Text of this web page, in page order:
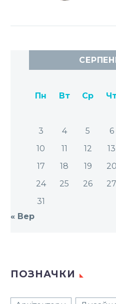
Пн Вт Ср
3
4 5 6
10
11 12 13
17
18 19 20
24
25 26 27
31
« Вер
ПОЗНАЧКИ